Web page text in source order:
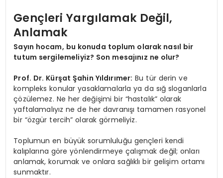
Gençleri Yargılamak Değil,
Anlamak
Sayın hocam, bu konuda toplum olarak nasıl bir
tutum sergilemeliyiz? Son mesajınız ne olur?
Prof. Dr. Kürşat Şahin Yıldırımer: Bu tür derin ve
kompleks konular yasaklamalarla ya da sığ sloganlarla
çözülemez. Ne her değişimi bir “hastalık” olarak
yaftalamalıyız ne de her davranışı tamamen rasyonel
bir “özgür tercih” olarak görmeliyiz.
Toplumun en büyük sorumluluğu gençleri kendi
kalıplarına göre yönlendirmeye çalışmak değil; onları
anlamak, korumak ve onlara sağlıklı bir gelişim ortamı
sunmaktır.